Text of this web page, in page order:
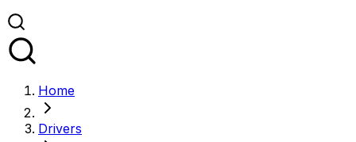
Home
Drivers